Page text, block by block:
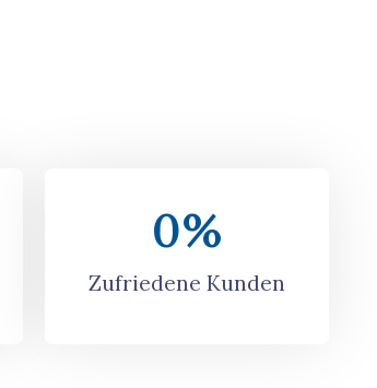
Zufriedene Kunden
0%